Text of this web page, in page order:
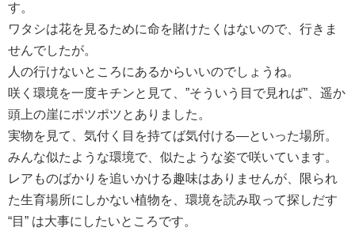
す。
ワタシは花を見るために命を賭けたくはないので、行きま
せんでしたが。
人の行けないところにあるからいいのでしょうね。
咲く環境を一度キチンと見て、”そういう目で見れば”、遥か
頭上の崖にポツポツとありました。
実物を見て、気付く目を持てば気付ける―といった場所。
みんな似たような環境で、似たような姿で咲いています。
レアものばかりを追いかける趣味はありませんが、限られ
た生育場所にしかない植物を、環境を読み取って探しだす
“目” は大事にしたいところです。